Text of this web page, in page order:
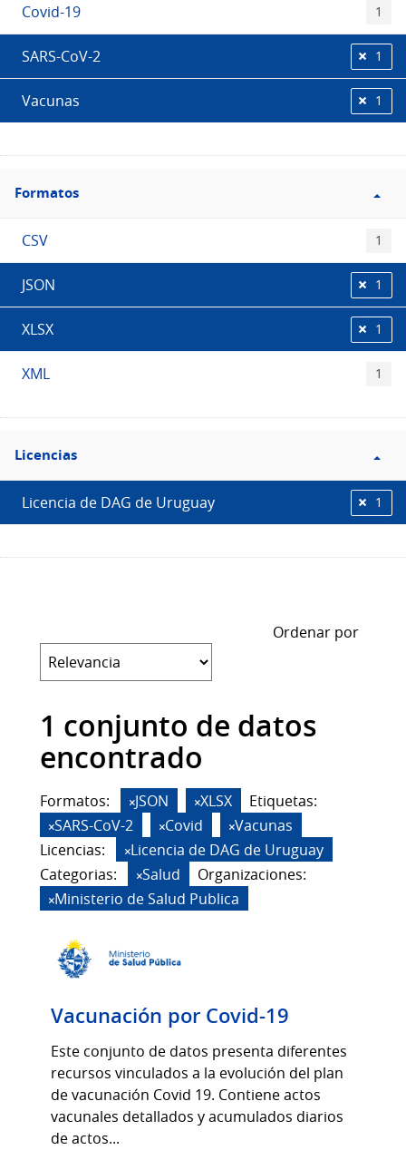
Covid-19 1
SARS-CoV-2 1
Vacunas 1
Filtro
Formatos
Formatos
CSV 1
JSON 1
XLSX 1
XML 1
Filtro
Licencias
Licencias
Licencia de DAG de Uruguay 1
Ordenar por
1 conjunto de datos
encontrado
Formatos: JSON XLSX
Etiquetas:
SARS-CoV-2
Covid
Vacunas
Licencias:
Licencia de DAG de Uruguay
Categorias:
Salud
Organizaciones:
Ministerio de Salud Publica
Vacunación por Covid-19
Este conjunto de datos presenta diferentes
recursos vinculados a la evolución del plan
de vacunación Covid 19. Contiene actos
vacunales detallados y acumulados diarios
de actos...